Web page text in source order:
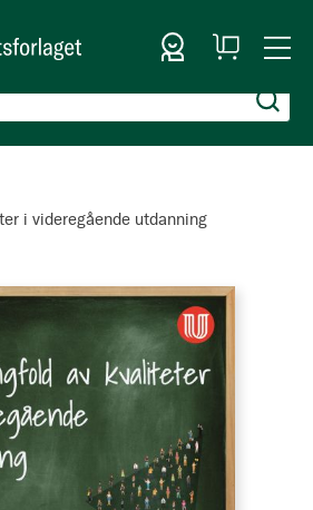
Sign In
My
Cart
i videregående utdanning